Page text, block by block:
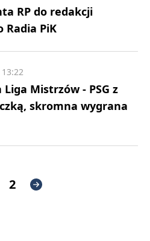
RP do redakcji
Radia PiK
Liga Mistrzów - PSG z
skromna wygrana
2